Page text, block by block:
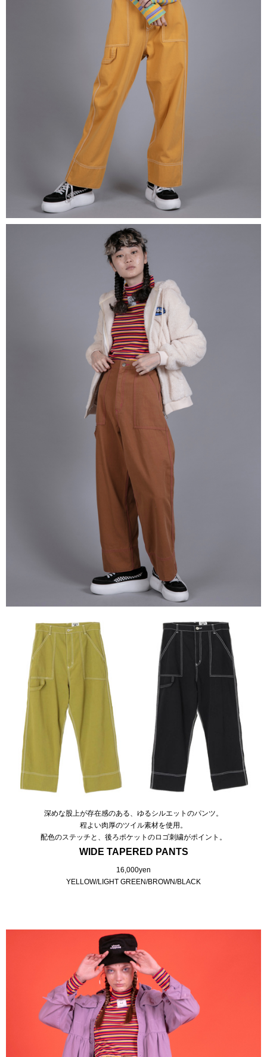
深めな股上が存在感のある、ゆるシルエットのパンツ。
程よい肉厚のツイル素材を使用。
配色のステッチと、後ろポケットのロゴ刺繍がポイント。
WIDE TAPERED PANTS
16,000yen
YELLOW/LIGHT GREEN/BROWN/BLACK